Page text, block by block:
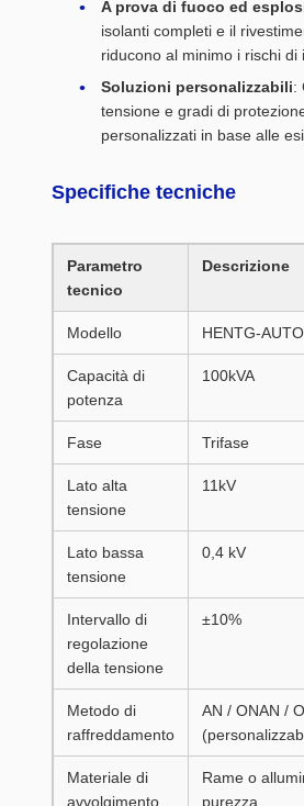
A prova di fuoco ed
isolanti completi e il
riducono al minimo i rischi di
Soluzioni personalizzabili:
tensione e gradi di
personalizzati in base alle
Specifiche tecniche
Parametro
tecnico
Descrizione
Modello HENTG-
Capacità di
potenza
100kVA
Fase Trifase
Lato alta
tensione
11kV
Lato bassa
tensione
0,4 kV
Intervallo di
regolazione
della tensione
±10%
Metodo di
raffreddamento
AN / ONAN /
Materiale di
avvolgimento
Rame o
purezza